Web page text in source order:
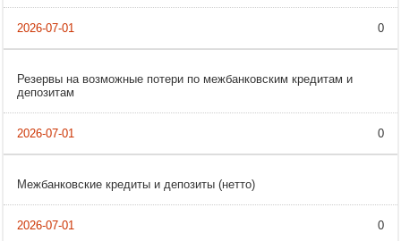
0
Резервы на возможные потери по межбанковским кредитам и
депозитам
0
Межбанковские кредиты и депозиты (нетто)
0